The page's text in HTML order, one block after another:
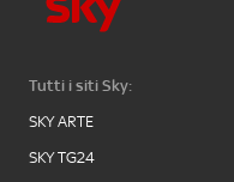
Tutti i siti Sky:
SKY ARTE
SKY TG24